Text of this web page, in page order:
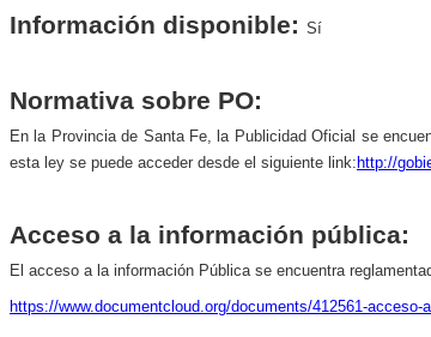
Información disponible: Sí
Normativa sobre PO:
En la Provincia de Santa Fe, la Publicidad Oficial se
esta ley se puede acceder desde el siguiente link: http://
Acceso a la información pública:
El acceso a la información Pública se encuentra
https://www.documentcloud.org/documents/412561-acceso-